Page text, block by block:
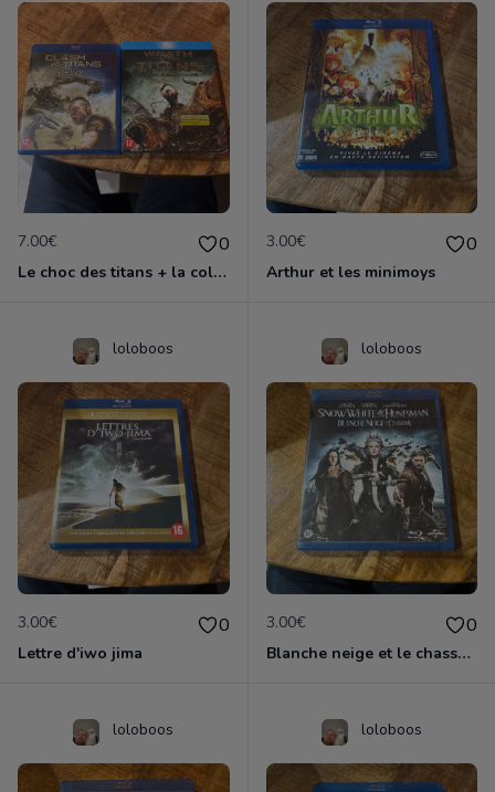
7.00€ 0
Le choc des titans + la colere des titans
3.00€ 0
Arthur et les minimoys
loloboos
3.00€ 0
Lettre d'iwo jima
loloboos
3.00€ 0
Blanche neige et le chasseur
loloboos loloboos